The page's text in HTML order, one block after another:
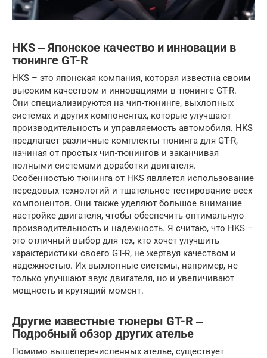
HKS ‒ Японское качество и инновации в
тюнинге GT-R
HKS – это японская компания, которая известна своим
высоким качеством и инновациями в тюнинге GT-R.
Они специализируются на чип-тюнинге, выхлопных
системах и других компонентах, которые улучшают
производительность и управляемость автомобиля. HKS
предлагает различные комплекты тюнинга для GT-R,
начиная от простых чип-тюнингов и заканчивая
полными системами доработки двигателя.
Особенностью тюнинга от HKS является использование
передовых технологий и тщательное тестирование всех
компонентов. Они также уделяют большое внимание
настройке двигателя, чтобы обеспечить оптимальную
производительность и надежность. Я считаю, что HKS –
это отличный выбор для тех, кто хочет улучшить
характеристики своего GT-R, не жертвуя качеством и
надежностью. Их выхлопные системы, например, не
только улучшают звук двигателя, но и увеличивают
мощность и крутящий момент.
Другие известные тюнеры GT-R ‒
Подробный обзор других ателье
Помимо вышеперечисленных ателье, существует